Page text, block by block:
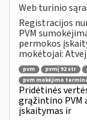
Web turinio
Registracijos
PVM
permokos
mokėtojai:
pvm pvmį 92 str
pvm mokėjimo
Pridėtinės
grąžintino PVM
įskaitymas ir